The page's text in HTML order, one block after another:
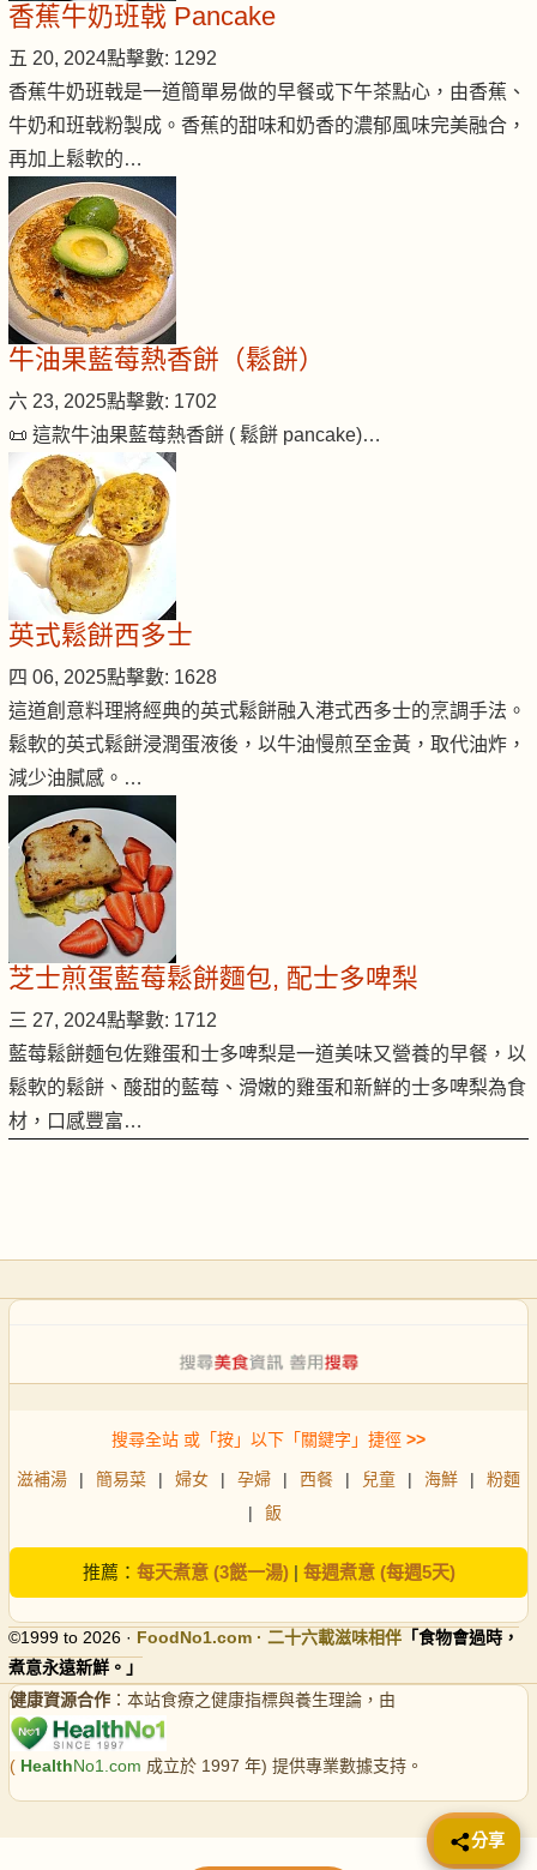
香蕉牛奶班戟 Pancake
五 20, 2024點擊數: 1292
香蕉牛奶班戟是一道簡單易做的早餐或下午茶點心，由香蕉、
牛奶和班戟粉製成。香蕉的甜味和奶香的濃郁風味完美融合，
再加上鬆軟的…
牛油果藍莓熱香餅（鬆餅）
六 23, 2025點擊數: 1702
📜 這款牛油果藍莓熱香餅 ( 鬆餅 pancake)…
英式鬆餅西多士
四 06, 2025點擊數: 1628
這道創意料理將經典的英式鬆餅融入港式西多士的烹調手法。
鬆軟的英式鬆餅浸潤蛋液後，以牛油慢煎至金黃，取代油炸，
減少油膩感。…
芝士煎蛋藍莓鬆餅麵包, 配士多啤梨
三 27, 2024點擊數: 1712
藍莓鬆餅麵包佐雞蛋和士多啤梨是一道美味又營養的早餐，以
鬆軟的鬆餅、酸甜的藍莓、滑嫩的雞蛋和新鮮的士多啤梨為食
材，口感豐富…
搜尋全站 或「按」以下「關鍵字」捷徑 >>
滋補湯 | 簡易菜 | 婦女 | 孕婦 | 西餐 | 兒童 | 海鮮 |
粉麵
|
飯
推薦： 每天煮意 (3餸一湯)| 每週煮意 (每週5天)
©1999 to 2026 · FoodNo1.com · 二十六載滋味相伴 「食物會過時，
煮意永遠新鮮。」
健康資源合作 ：本站食療之健康指標與養生理論，由
( HealthNo1.com 成立於 1997 年) 提供專業數據支持。
📤 分享
分享